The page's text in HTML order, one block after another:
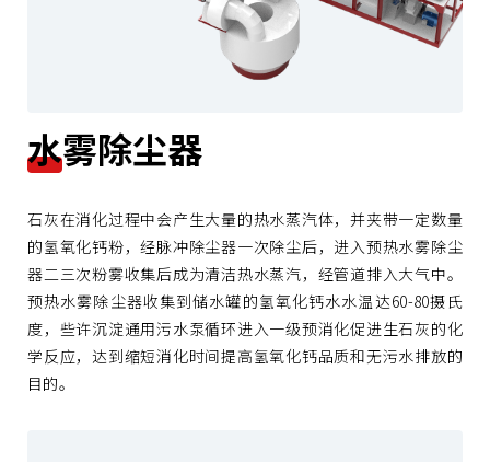
水雾除尘器
石灰在消化过程中会产生大量的热水蒸汽体，并夹带一定数量
的氢氧化钙粉，经脉冲除尘器一次除尘后，进入预热水雾除尘
器二三次粉雾收集后成为清洁热水蒸汽，经管道排入大气中。
预热水雾除尘器收集到储水罐的氢氧化钙水水温达60-80摄氏
度，些许沉淀通用污水泵循环进入一级预消化促进生石灰的化
学反应，达到缩短消化时间提高氢氧化钙品质和无污水排放的
目的。